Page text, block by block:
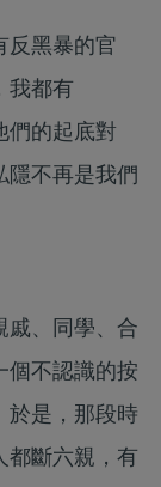
反黑暴的官
我都有
們的起底對
隱不再是我們
戚、同學、合
個不認識的按
於是，那段時
都斷六親，有